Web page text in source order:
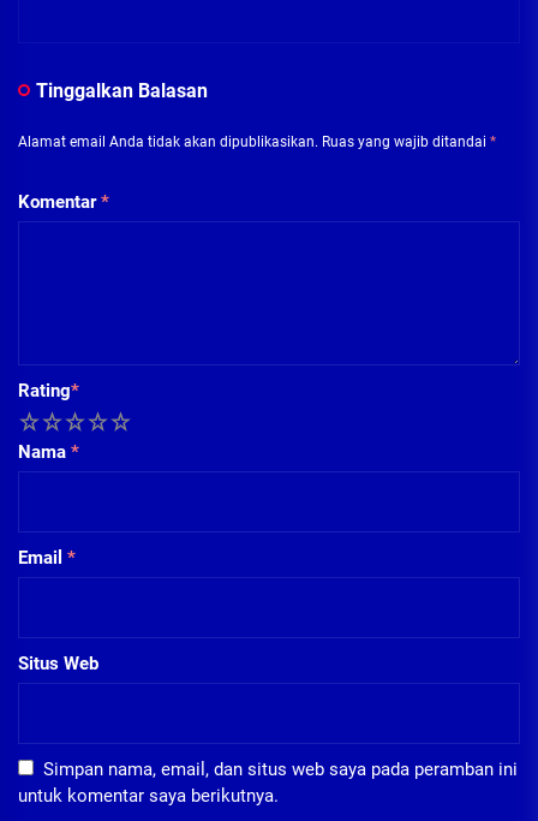
Tinggalkan Balasan
Alamat email Anda tidak akan dipublikasikan. Ruas yang wajib ditandai *
Komentar*
Rating*
5
4
3
2
Nama *
Email *
Situs Web
Simpan nama, email, dan situs web saya pada peramban ini
untuk komentar saya berikutnya.